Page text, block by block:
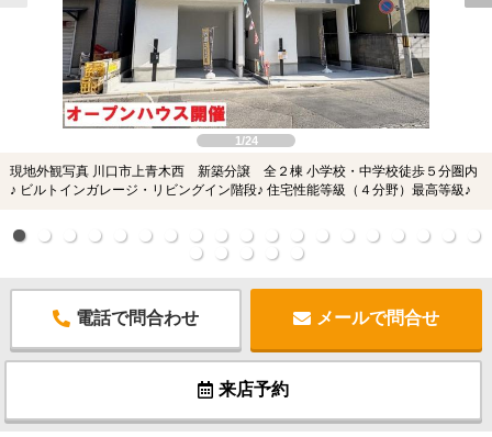
1/24
現地外観写真 川口市上青木西 新築分譲 全２棟 小学校・中学校徒歩５分圏内
♪ ビルトインガレージ・リビングイン階段♪ 住宅性能等級（４分野）最高等級♪
電話で問合わせ メールで問合せ
来店予約